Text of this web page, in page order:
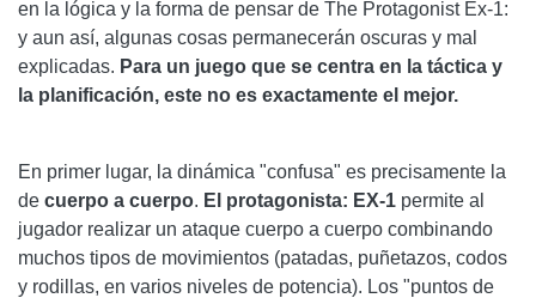
en la lógica y la forma de pensar de The Protagonist Ex-1:
y aun así, algunas cosas permanecerán oscuras y mal
explicadas. Para un juego que se centra en la táctica y
la planificación, este no es exactamente el mejor.
En primer lugar, la dinámica "confusa" es precisamente la
de cuerpo a cuerpo. El protagonista: EX-1 permite al
jugador realizar un ataque cuerpo a cuerpo combinando
muchos tipos de movimientos (patadas, puñetazos, codos
y rodillas, en varios niveles de potencia). Los "puntos de